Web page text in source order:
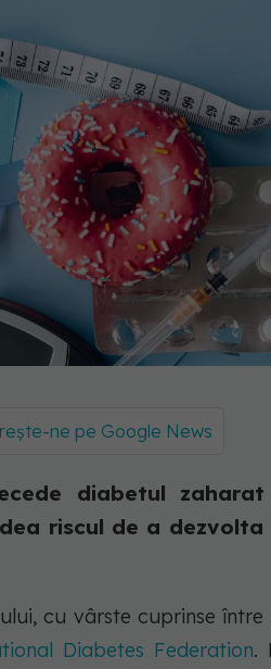
ne pe Google News
diabetul
riscul de a
cu vârste cuprinse între
Diabetes Federation.